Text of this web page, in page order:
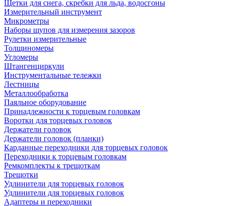
Щетки для снега, скребки для льда, водосгоны
Измерительный инструмент
Микрометры
Наборы щупов для измерения зазоров
Рулетки измерительные
Толщиномеры
Угломеры
Штангенциркули
Инструментальные тележки
Лестницы
Металлообработка
Паяльное оборудование
Принадлежности к торцевым головкам
Воротки для торцевых головок
Держатели головок
Держатели головок (планки)
Карданные переходники для торцевых головок
Переходники к торцевым головкам
Ремкомплекты к трещоткам
Трещотки
Удлинители для торцевых головок
Удлинители для торцевых головок
Адаптеры и переходники